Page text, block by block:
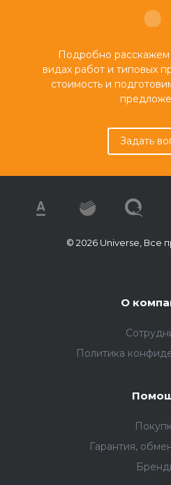
Подробно расскажем
видах работ и типовых
стоимость и
Задать
© 2026 Universe, Все
О
Политика
Гарантия,